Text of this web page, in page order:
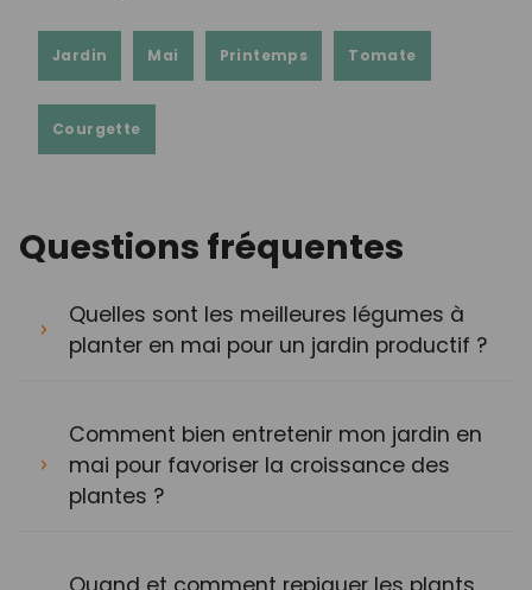
Jardin Mai Printemps Tomate
Courgette
Questions fréquentes
Quelles sont les meilleures légumes à
planter en mai pour un jardin productif ?
Comment bien entretenir mon jardin en
mai pour favoriser la croissance des
plantes ?